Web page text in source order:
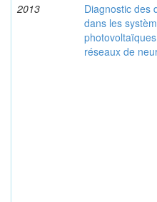
2013
Diagnostic des
dans les
réseaux de